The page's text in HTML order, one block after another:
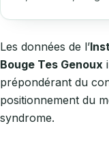
Les données de l’
Bouge Tes Genoux
prépondérant du
positionnement du
syndrome.